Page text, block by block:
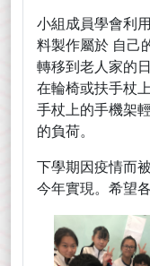
小組成員學會利
料製作屬於 自己
轉移到老人家的
在輪椅或扶手杖
手杖上的手機架
的負荷。
下學期因疫情而
今年實現。希望